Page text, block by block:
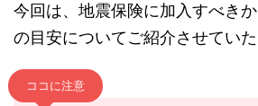
今回は、地震保険に加入すべき
の目安についてご紹介させていた
ココに注意